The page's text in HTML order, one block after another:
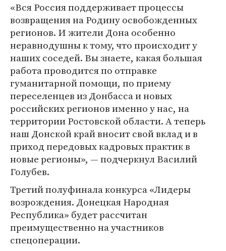
«Вся Россия поддерживает процессы
возвращения на Родину освобожденных
регионов. И жители Дона особенно
неравнодушны к тому, что происходит у
наших соседей. Вы знаете, какая большая
работа проводится по отправке
гуманитарной помощи, по приему
переселенцев из Донбасса и новых
российских регионов именно у нас, на
территории Ростовской области. А теперь
наш Донской край вносит свой вклад и в
приход передовых кадровых практик в
новые регионы», — подчеркнул Василий
Голубев.
Третий полуфинала конкурса «Лидеры
возрождения. Донецкая Народная
Республика» будет рассчитан
преимущественно на участников
спецоперации.